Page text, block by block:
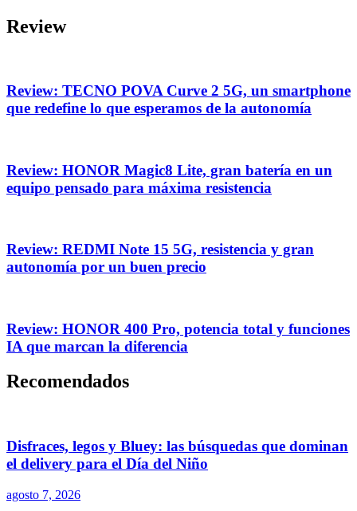
Review
Review: TECNO POVA Curve 2 5G, un smartphone
que redefine lo que esperamos de la autonomía
Review: HONOR Magic8 Lite, gran batería en un
equipo pensado para máxima resistencia
Review: REDMI Note 15 5G, resistencia y gran
autonomía por un buen precio
Review: HONOR 400 Pro, potencia total y funciones
IA que marcan la diferencia
Recomendados
Disfraces, legos y Bluey: las búsquedas que dominan
el delivery para el Día del Niño
agosto 7, 2026